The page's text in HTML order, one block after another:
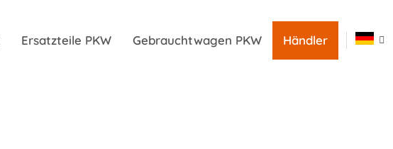
Ersatzteile PKW Gebrauchtwagen PKW Händler